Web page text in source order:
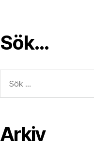
Sök…
efter:
Arkiv